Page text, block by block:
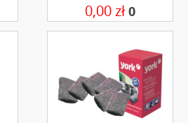
0,00 zł 0